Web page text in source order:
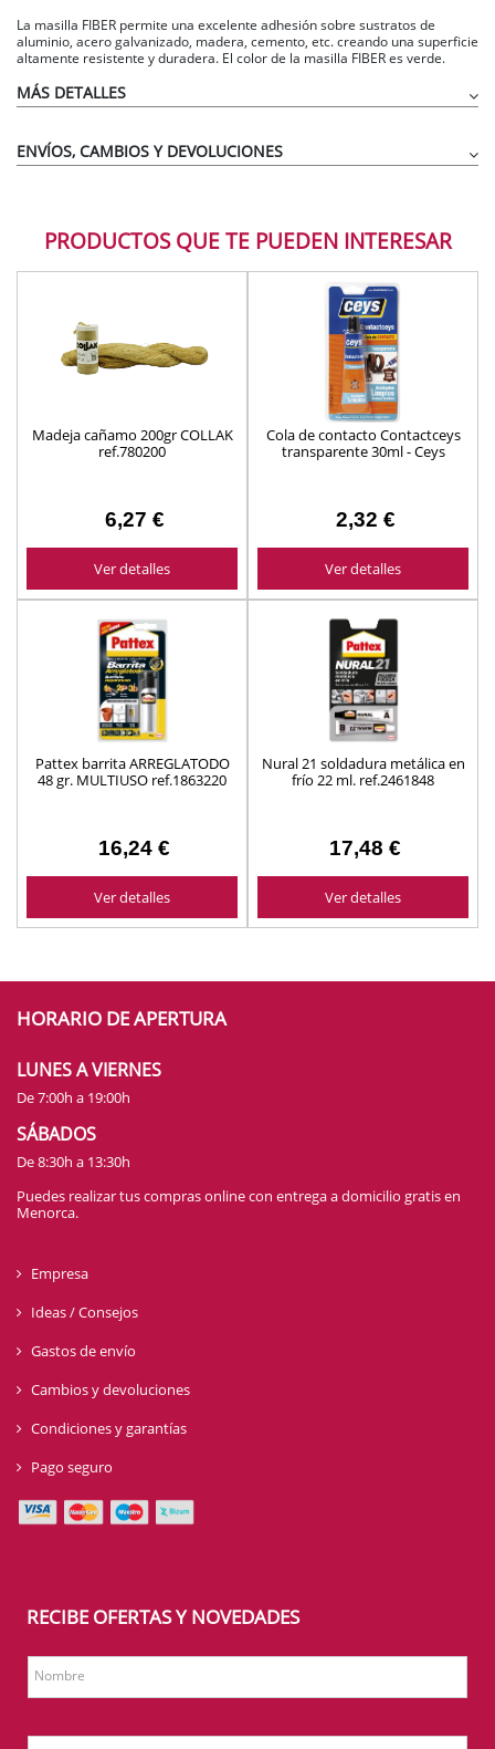
La masilla FIBER permite una excelente adhesión sobre sustratos de
aluminio, acero galvanizado, madera, cemento, etc. creando una superficie
altamente resistente y duradera. El color de la masilla FIBER es verde.
MÁS DETALLES
Mezclar perfectamente la masilla con 2,5% de endurecedor.
ENVÍOS, CAMBIOS Y DEVOLUCIONES
PRODUCTOS QUE TE PUEDEN INTERESAR
Madeja cañamo 200gr COLLAK
ref.780200
6,27 €
Ver detalles
Cola de contacto Contactceys
transparente 30ml - Ceys
2,32 €
Ver detalles
Pattex barrita ARREGLATODO
48 gr. MULTIUSO ref.1863220
16,24 €
Ver detalles
Nural 21 soldadura metálica en
frío 22 ml. ref.2461848
17,48 €
Ver detalles
HORARIO DE APERTURA
LUNES A VIERNES
De 7:00h a 19:00h
SÁBADOS
De 8:30h a 13:30h
Puedes realizar tus compras online con entrega a domicilio gratis en
Menorca.
Empresa
Ideas / Consejos
Gastos de envío
Cambios y devoluciones
Condiciones y garantías
Pago seguro
RECIBE OFERTAS Y NOVEDADES
Nombre